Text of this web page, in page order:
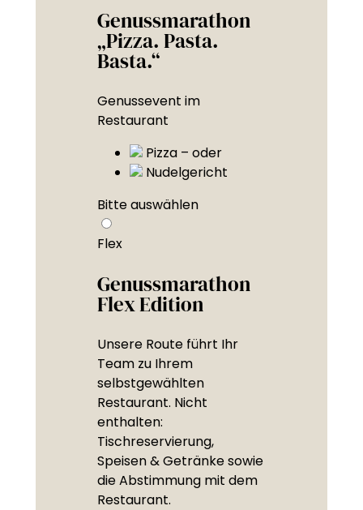
Genussmarathon
„Pizza. Pasta.
Basta.“
Genussevent im
Restaurant
Pizza – oder
Nudelgericht
Bitte auswählen
Flex
Genussmarathon
Flex Edition
Unsere Route führt Ihr
Team zu Ihrem
selbstgewählten
Restaurant. Nicht
enthalten:
Tischreservierung,
Speisen & Getränke sowie
die Abstimmung mit dem
Restaurant.